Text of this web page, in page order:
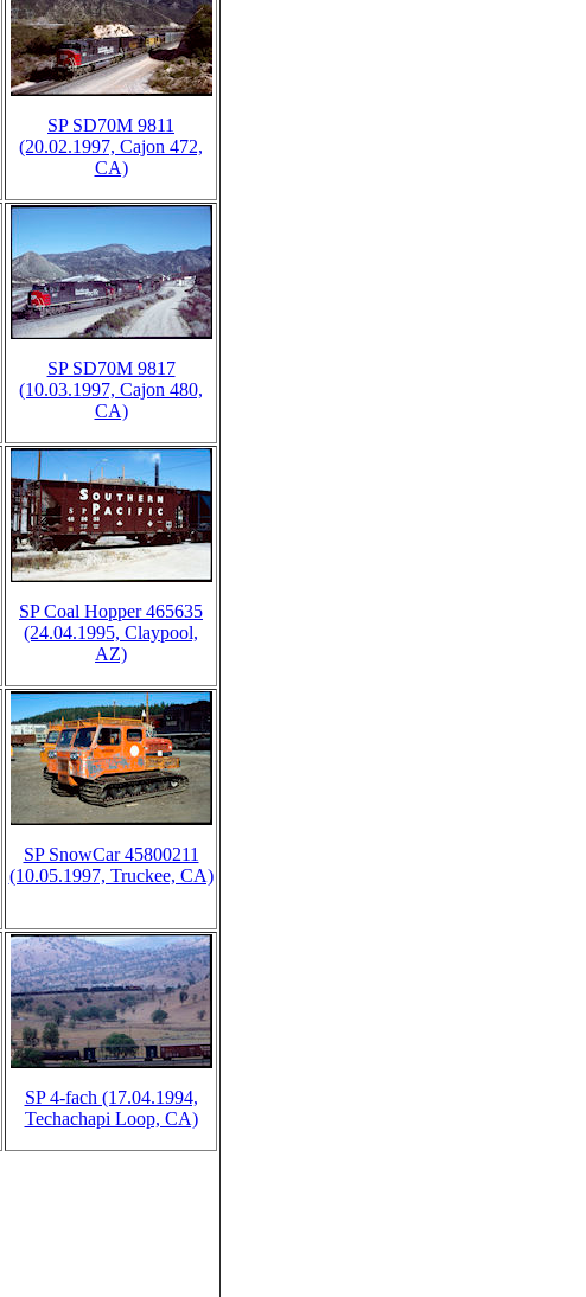
SP SD70M 9811
(20.02.1997, Cajon 472,
CA)
SP SD70M 9817
(10.03.1997, Cajon 480,
CA)
SP Coal Hopper 465635
(24.04.1995, Claypool,
AZ)
SP SnowCar 45800211
(10.05.1997, Truckee, CA)
SP 4-fach (17.04.1994,
Techachapi Loop, CA)